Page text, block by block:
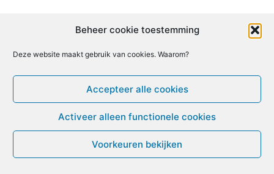
Beheer cookie toestemming
Deze website maakt gebruik van cookies. Waarom?
Accepteer alle cookies
Activeer alleen functionele cookies
Voorkeuren bekijken